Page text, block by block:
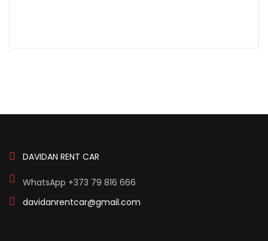
DAVIDAN RENT CAR
WhatsApp +373 79 816 666
davidanrentcar@gmail.com